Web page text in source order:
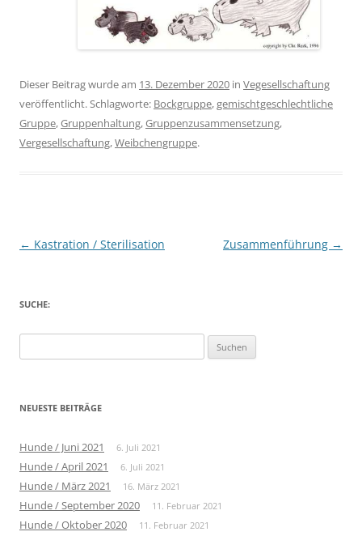
Dieser Beitrag wurde am 13. Dezember 2020 in Vegesellschaftung
veröffentlicht. Schlagworte: Bockgruppe,gemischtgeschlechtliche
Gruppe,Gruppenhaltung,Gruppenzusammensetzung,
Vergesellschaftung,Weibchengruppe.
Beitragsnavigation
← Kastration / Sterilisation Zusammenführung →
SUCHE:
nach:
NEUESTE BEITRÄGE
Hunde / Juni 2021 6. Juli 2021
Hunde / April 2021 6. Juli 2021
Hunde / März 2021 16. März 2021
Hunde / September 2020 11. Februar 2021
Hunde / Oktober 2020 11. Februar 2021